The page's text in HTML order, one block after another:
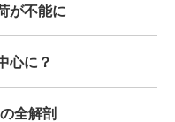
が不能に
心に？
全解剖